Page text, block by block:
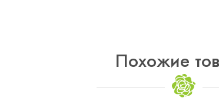
Похожие